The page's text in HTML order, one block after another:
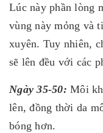
Lúc này phần lòng
vùng này mỏng và
xuyên. Tuy nhiên,
sẽ lên đều với các
Ngày 35-50: Môi
lên, đồng thời da
bóng hơn.